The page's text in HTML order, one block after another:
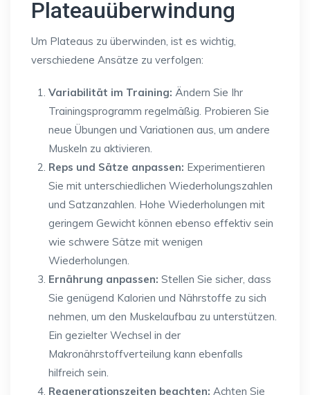
Plateauüberwindung
Um Plateaus zu überwinden, ist es wichtig,
verschiedene Ansätze zu verfolgen:
Variabilität im Training: Ändern Sie Ihr
Trainingsprogramm regelmäßig. Probieren Sie
neue Übungen und Variationen aus, um andere
Muskeln zu aktivieren.
Reps und Sätze anpassen: Experimentieren
Sie mit unterschiedlichen Wiederholungszahlen
und Satzanzahlen. Hohe Wiederholungen mit
geringem Gewicht können ebenso effektiv sein
wie schwere Sätze mit wenigen
Wiederholungen.
Ernährung anpassen: Stellen Sie sicher, dass
Sie genügend Kalorien und Nährstoffe zu sich
nehmen, um den Muskelaufbau zu unterstützen.
Ein gezielter Wechsel in der
Makronährstoffverteilung kann ebenfalls
hilfreich sein.
Regenerationszeiten beachten: Achten Sie